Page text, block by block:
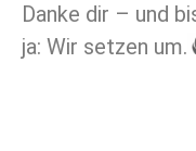
Danke dir – und
ja: Wir setzen um.